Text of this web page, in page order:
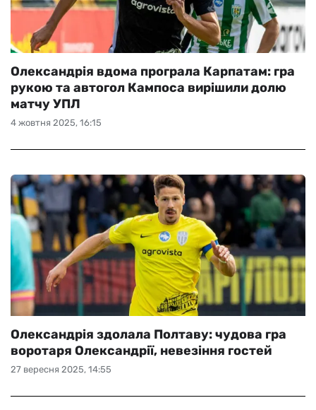
4 жовтня 2025, 16:15
Олександрія вдома програла Карпатам: гра
рукою та автогол Кампоса вирішили долю
матчу УПЛ
27 вересня 2025, 14:55
Олександрія здолала Полтаву: чудова гра
воротаря Олександрії, невезіння гостей